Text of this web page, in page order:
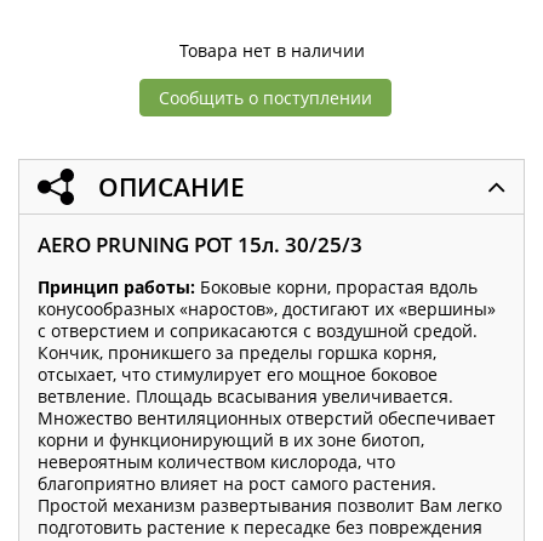
Товара нет в наличии
Сообщить о поступлении
ОПИСАНИЕ
AERO PRUNING POT 15л. 30/25/3
Принцип работы: Боковые корни, прорастая вдоль
конусообразных «наростов», достигают их «вершины»
с отверстием и соприкасаются с воздушной средой.
Кончик, проникшего за пределы горшка корня,
отсыхает, что стимулирует его мощное боковое
ветвление. Площадь всасывания увеличивается.
Множество вентиляционных отверстий обеспечивает
корни и функционирующий в их зоне биотоп,
невероятным количеством кислорода, что
благоприятно влияет на рост самого растения.
Простой механизм развертывания позволит Вам легко
подготовить растение к пересадке без повреждения